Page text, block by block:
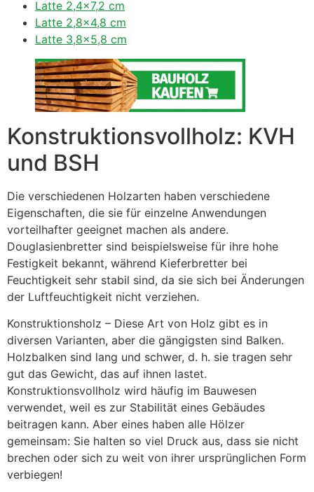
Latte 2,4×7,2 cm
Latte 2,8×4,8 cm
Latte 3,8×5,8 cm
Konstruktionsvollholz: KVH
und BSH
Die verschiedenen Holzarten haben verschiedene
Eigenschaften, die sie für einzelne Anwendungen
vorteilhafter geeignet machen als andere.
Douglasienbretter sind beispielsweise für ihre hohe
Festigkeit bekannt, während Kieferbretter bei
Feuchtigkeit sehr stabil sind, da sie sich bei Änderungen
der Luftfeuchtigkeit nicht verziehen.
Konstruktionsholz – Diese Art von Holz gibt es in
diversen Varianten, aber die gängigsten sind Balken.
Holzbalken sind lang und schwer, d. h. sie tragen sehr
gut das Gewicht, das auf ihnen lastet.
Konstruktionsvollholz wird häufig im Bauwesen
verwendet, weil es zur Stabilität eines Gebäudes
beitragen kann. Aber eines haben alle Hölzer
gemeinsam: Sie halten so viel Druck aus, dass sie nicht
brechen oder sich zu weit von ihrer ursprünglichen Form
verbiegen!